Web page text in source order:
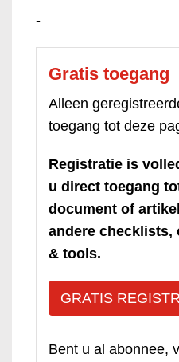
-
Gratis toegang
Alleen
toegang tot deze
Registratie is
u direct toegang
document of
andere checklists,
& tools.
GRATIS
Bent u al abonnee,